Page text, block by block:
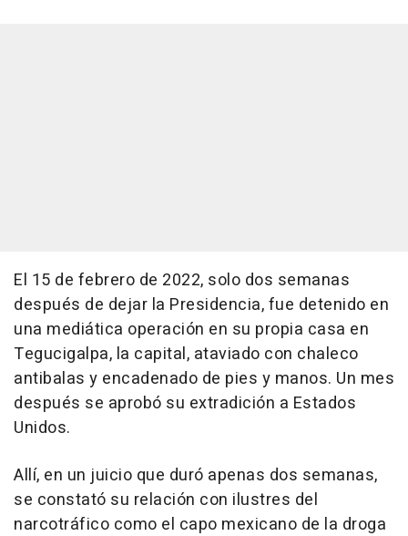
El 15 de febrero de 2022, solo dos semanas
después de dejar la Presidencia, fue detenido en
una mediática operación en su propia casa en
Tegucigalpa, la capital, ataviado con chaleco
antibalas y encadenado de pies y manos. Un mes
después se aprobó su extradición a Estados
Unidos.
Allí, en un juicio que duró apenas dos semanas,
se constató su relación con ilustres del
narcotráfico como el capo mexicano de la droga